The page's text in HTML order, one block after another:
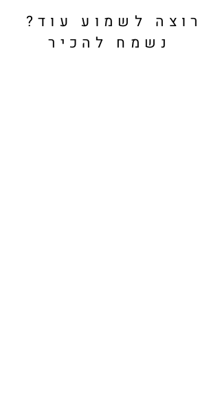
רוצה לשמוע עוד?
נשמח להכיר